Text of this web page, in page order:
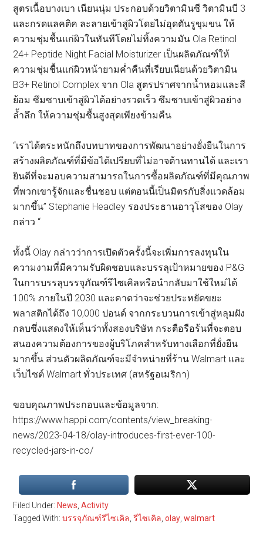
สูตรเนื้อบางเบา เนียนนุ่ม ประกอบด้วยวิตามินซี วิตามินบี 3
และกรดแลคติค ละลายเข้าสู่ผิวโดยไม่อุดตันรูขุมขน ให้
ความชุ่มชื้นแก่ผิวในทันทีโดยไม่ทิ้งความมัน Ola Retinol
24+ Peptide Night Facial Moisturizer เป็นผลิตภัณฑ์ให้
ความชุ่มชื้นแก่ผิวหน้ายามค่ำคืนที่เรียบเนียนด้วยวิตามิน
B3+ Retinol Complex จาก Ola สูตรปราศจากน้ำหอมและสี
ย้อม ซึมซาบเข้าสู่ผิวได้อย่างรวดเร็ว ซึมซาบเข้าสู่ผิวอย่าง
ล้ำลึก ให้ความชุ่มชื้นสูงสุดเพียงข้ามคืน
“เราได้ตระหนักถึงบทบาทของการพัฒนาอย่างยั่งยืนในการ
สร้างผลิตภัณฑ์ที่มีข้อได้เปรียบที่ไม่อาจต้านทานได้ และเรา
ยินดีที่จะมอบความสามารถในการซื้อผลิตภัณฑ์ที่มีคุณภาพ
ที่พวกเขารู้จักและชื่นชอบ แต่ตอนนี้เป็นมิตรกับสิ่งแวดล้อม
มากขึ้น” Stephanie Headley รองประธานอาวุโสของ Olay
กล่าว “
ทั้งนี้ Olay กล่าวว่าการเปิดตัวครั้งนี้จะเพิ่มการลงทุนใน
ความงามที่มีความรับผิดชอบและบรรลุเป้าหมายของ P&G
ในการบรรลุบรรจุภัณฑ์รีไซเคิลหรือนำกลับมาใช้ใหม่ได้
100% ภายในปี 2030 และคาดว่าจะช่วยประหยัดขยะ
พลาสติกได้ถึง 10,000 ปอนด์ จากกระบวนการเข้าสู่หลุมฝัง
กลบซึ่งแสดงให้เห็นว่าทั้งสองบริษัท กระตือรือร้นที่จะตอบ
สนองความต้องการของผู้บริโภคสำหรับทางเลือกที่ยั่งยืน
มากขึ้น ส่วนตัวผลิตภัณฑ์จะมีจำหน่ายที่ร้าน Walmart และ
เว็บไซต์ Walmart ทั่วประเทศ (สหรัฐอเมริกา)
ขอบคุณภาพประกอบและข้อมูลจาก:
https://www.happi.com/contents/view_breaking-
news/2023-04-18/olay-introduces-first-ever-100-
recycled-jars-in-co/
Filed Under: News,Activity
Tagged With:บรรจุภัณฑ์รีไซเคิล,รีไซเคิล,olay,walmart